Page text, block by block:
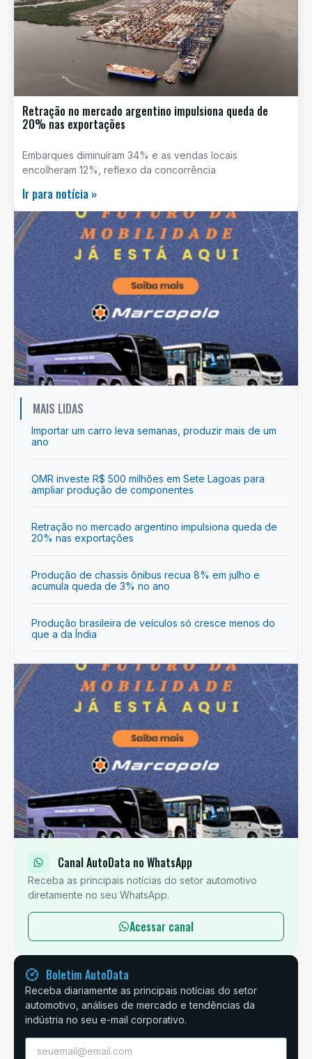
Retração no mercado argentino impulsiona queda de
20% nas exportações
Embarques diminuíram 34% e as vendas locais
encolheram 12%, reflexo da concorrência
Ir para notícia »
MAIS LIDAS
Importar um carro leva semanas, produzir mais de um
ano
OMR investe R$ 500 milhões em Sete Lagoas para
ampliar produção de componentes
Retração no mercado argentino impulsiona queda de
20% nas exportações
Produção de chassis ônibus recua 8% em julho e
acumula queda de 3% no ano
Produção brasileira de veículos só cresce menos do
que a da Índia
Canal AutoData no WhatsApp
Receba as principais notícias do setor automotivo
diretamente no seu WhatsApp.
Acessar canal
Boletim AutoData
Receba diariamente as principais notícias do setor
automotivo, análises de mercado e tendências da
indústria no seu e-mail corporativo.